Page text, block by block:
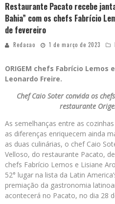
Restaurante Pacato recebe
Bahia” com os chefs Fabrício
de fevereiro
Redacao 1 de março de 2023
ORIGEM chefs Fabrício Lemos
Leonardo Freire.
Chef Caio Soter convida os
restaurante
As semelhanças entre as
as diferenças enriquecem ainda
as duas culinárias, o chef Caio
Velloso, do restaurante Pacato,
chefs Fabrício Lemos e Lisiane
52° lugar na lista da Latin
premiação da gastronomia
acontecerá no Pacato, no dia 28